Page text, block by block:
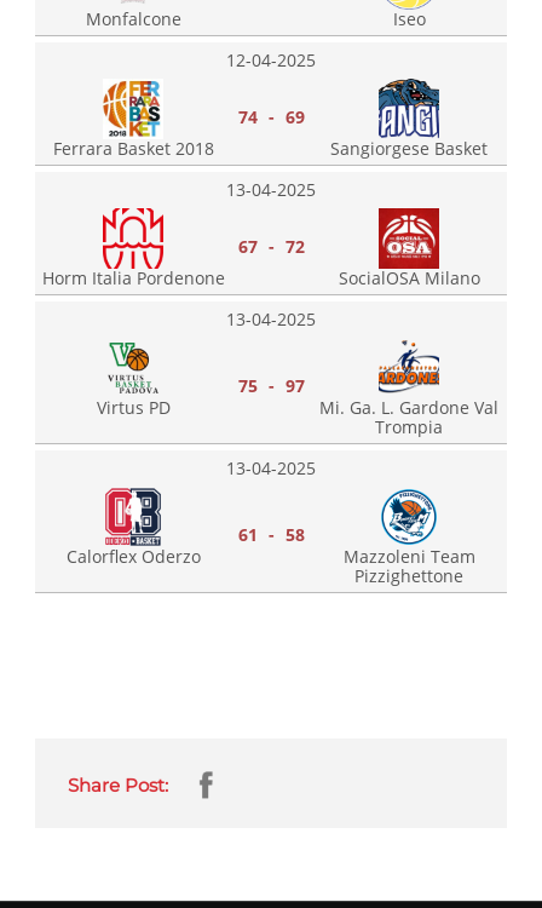
Monfalcone
Iseo
12-04-2025
Ferrara Basket 2018
74 - 69
Sangiorgese Basket
13-04-2025
Horm Italia Pordenone
67 - 72
SocialOSA Milano
13-04-2025
Virtus PD
75 - 97
Mi. Ga. L. Gardone Val
Trompia
13-04-2025
Calorflex Oderzo
61 - 58
Mazzoleni Team
Pizzighettone
Share Post: